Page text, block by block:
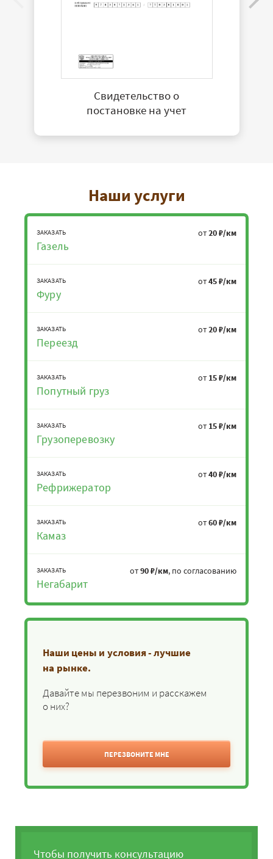
Свидетельство о
постановке на учет
Наши услуги
ЗАКАЗАТЬ
Газель
от20 ₽/км
ЗАКАЗАТЬ
Фуру
от45 ₽/км
ЗАКАЗАТЬ
Переезд
от20 ₽/км
ЗАКАЗАТЬ
Попутный груз
от 15 ₽/км
ЗАКАЗАТЬ
Грузоперевозку
от 15 ₽/км
ЗАКАЗАТЬ
Рефрижератор
от40 ₽/км
ЗАКАЗАТЬ
Камаз
от60 ₽/км
ЗАКАЗАТЬ
Негабарит
от90 ₽/км, по согласованию
Наши цены и условия - лучшие
на рынке.
Давайте мы перезвоним и расскажем
о них?
ПЕРЕЗВОНИТЕ МНЕ
Чтобы получить консультацию